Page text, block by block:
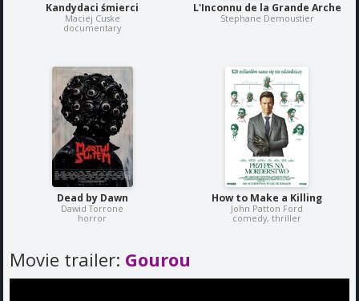
Kandydaci śmierci
Maciej Cuske
documentary
L'Inconnu de la Grande Arche
Stephane Demoustier
Dead by Dawn
Dawid Torrone
horror
How to Make a Killing
John Patton Ford
comedy, thriller
Movie trailer: Gourou